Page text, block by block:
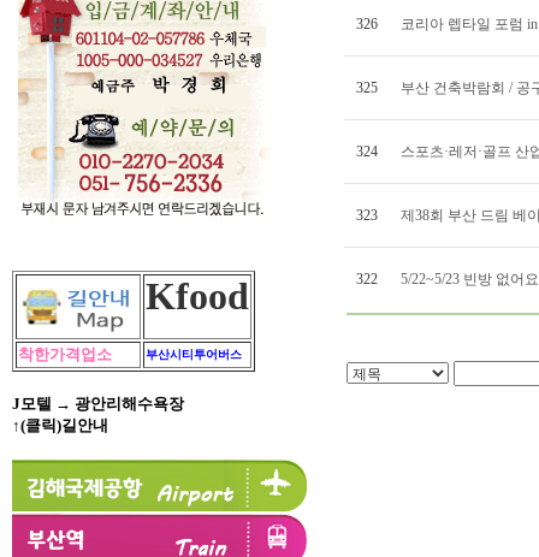
Kfood
착한가격업소 부산시티투어버스
J모텔 → 광안리해수욕장
↑(클릭)길안내
326 코리아 렙타일 포럼
325 부산 건축박람회 / 공
324 스포츠·레저·골프 산
323 제38회 부산 드림 베
322 5/22~5/23 빈방 없어